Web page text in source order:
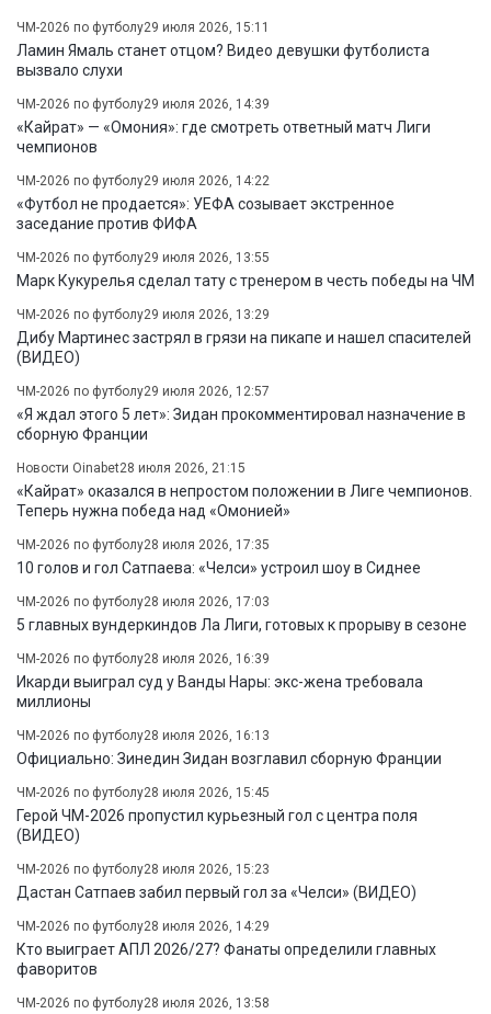
ЧМ-2026 по футболу29 июля 2026, 15:11
Ламин Ямаль станет отцом? Видео девушки футболиста
вызвало слухи
ЧМ-2026 по футболу29 июля 2026, 14:39
«Кайрат» — «Омония»: где смотреть ответный матч Лиги
чемпионов
ЧМ-2026 по футболу29 июля 2026, 14:22
«Футбол не продается»: УЕФА созывает экстренное
заседание против ФИФА
ЧМ-2026 по футболу29 июля 2026, 13:55
Марк Кукурелья сделал тату с тренером в честь победы на ЧМ
ЧМ-2026 по футболу29 июля 2026, 13:29
Дибу Мартинес застрял в грязи на пикапе и нашел спасителей
(ВИДЕО)
ЧМ-2026 по футболу29 июля 2026, 12:57
«Я ждал этого 5 лет»: Зидан прокомментировал назначение в
сборную Франции
Новости Oinabet28 июля 2026, 21:15
«Кайрат» оказался в непростом положении в Лиге чемпионов.
Теперь нужна победа над «Омонией»
ЧМ-2026 по футболу28 июля 2026, 17:35
10 голов и гол Сатпаева: «Челси» устроил шоу в Сиднее
ЧМ-2026 по футболу28 июля 2026, 17:03
5 главных вундеркиндов Ла Лиги, готовых к прорыву в сезоне
ЧМ-2026 по футболу28 июля 2026, 16:39
Икарди выиграл суд у Ванды Нары: экс-жена требовала
миллионы
ЧМ-2026 по футболу28 июля 2026, 16:13
Официально: Зинедин Зидан возглавил сборную Франции
ЧМ-2026 по футболу28 июля 2026, 15:45
Герой ЧМ-2026 пропустил курьезный гол с центра поля
(ВИДЕО)
ЧМ-2026 по футболу28 июля 2026, 15:23
Дастан Сатпаев забил первый гол за «Челси» (ВИДЕО)
ЧМ-2026 по футболу28 июля 2026, 14:29
Кто выиграет АПЛ 2026/27? Фанаты определили главных
фаворитов
ЧМ-2026 по футболу28 июля 2026, 13:58